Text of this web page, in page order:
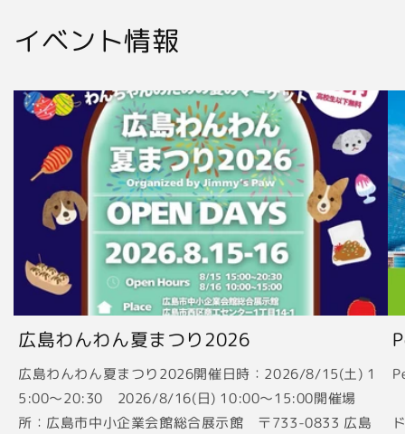
イベント情報
広島わんわん夏まつり2026
広島わんわん夏まつり2026開催日時：2026/8/15(土) 1
5:00〜20:30 2026/8/16(日) 10:00〜15:00開催場
所：広島市中小企業会館総合展示館 〒733-0833 広島